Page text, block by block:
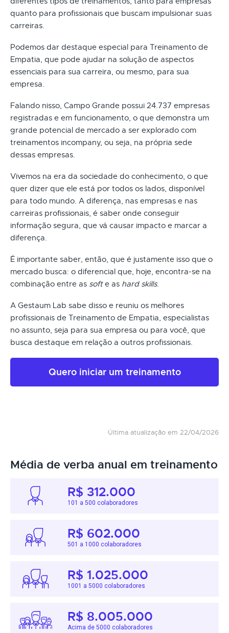
quanto para profissionais que buscam impulsionar suas
carreiras.
Podemos dar destaque especial para Treinamento de
Empatia, que pode ajudar na solução de aspectos
essenciais para sua carreira, ou mesmo, para sua
empresa.
Falando nisso, Campo Grande possui 24.737 empresas
registradas e em funcionamento, o que demonstra um
grande potencial de mercado a ser explorado com
treinamentos incompany, ou seja, na própria sede
dessas empresas.
Vivemos na era da sociedade do conhecimento, o que
quer dizer que ele está por todos os lados, disponível
para todo mundo. A diferença, nas empresas e nas
carreiras profissionais, é saber onde conseguir
informação segura, que vá causar impacto e marcar a
diferença.
É importante saber, então, que é justamente isso que o
mercado busca: o diferencial que, hoje, encontra-se na
combinação entre as softe as hard skills.
A Gestaum Lab sabe disso e reuniu os melhores
profissionais de Treinamento de Empatia, especialistas
no assunto, seja para sua empresa ou para você, que
busca destaque em relação a outros profissionais.
Quero iniciar um treinamento
Última atualização em 22/04/2026
Média de verba anual em treinamento
R$ 312.000
101 a 500 colaboradores
R$ 602.000
501 a 1000 colaboradores
R$ 1.025.000
1001 a 5000 colaboradores
R$ 8.005.000
Acima de 5000 colaboradores